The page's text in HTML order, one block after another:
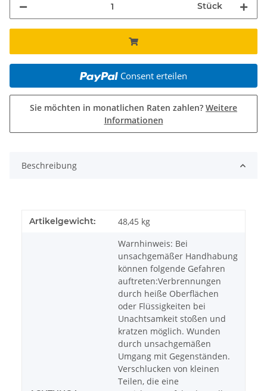
Stück
Consent erteilen
Sie möchten in monatlichen Raten zahlen? Weitere
Informationen
Beschreibung
Artikelgewicht: 48,45 kg
Warnhinweis: Bei
unsachgemäßer Handhabung
können folgende Gefahren
auftreten:Verbrennungen
durch heiße Oberflächen
oder Flüssigkeiten bei
Unachtsamkeit stoßen und
kratzen möglich. Wunden
durch unsachgemäßen
Umgang mit Gegenständen.
Verschlucken von kleinen
Teilen, die eine